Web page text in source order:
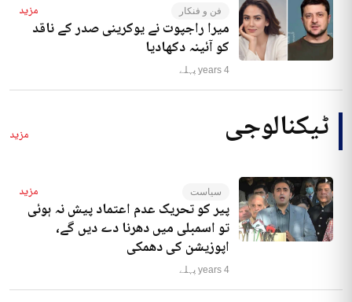
فن و فنکار مزید
میرا راجپوت نے یوکرینی صدر کے ناقد
کو آئینہ دکھادیا
4 years پہلے
ٹیکنالوجی مزید
سیاست مزید
پیر کو تحریک عدم اعتماد پیش نہ ہوئی
تو اسمبلی میں دھرنا دے دیں گے،
اپوزیشن کی دھمکی
4 years پہلے